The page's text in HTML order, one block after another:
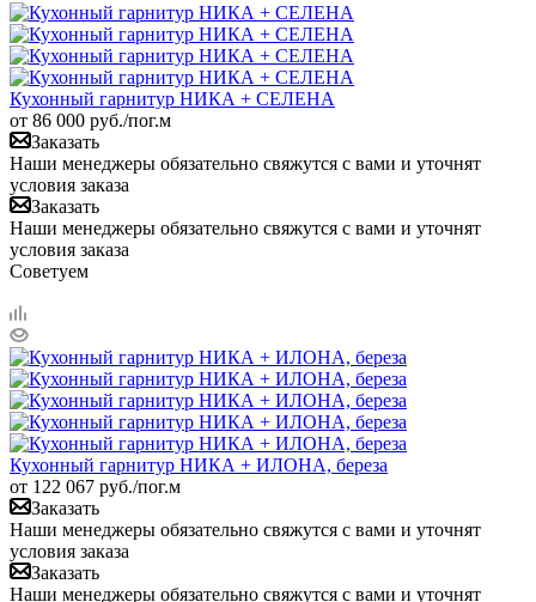
Кухонный гарнитур НИКА + СЕЛЕНА
от 86 000 руб./пог.м
Заказать
Наши менеджеры обязательно свяжутся с вами и уточнят
условия заказа
Заказать
Наши менеджеры обязательно свяжутся с вами и уточнят
условия заказа
Советуем
Кухонный гарнитур НИКА + ИЛОНА, береза
от 122 067 руб./пог.м
Заказать
Наши менеджеры обязательно свяжутся с вами и уточнят
условия заказа
Заказать
Наши менеджеры обязательно свяжутся с вами и уточнят